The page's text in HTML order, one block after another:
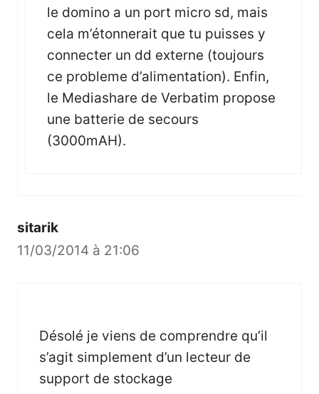
le domino a un port micro sd, mais
cela m’étonnerait que tu puisses y
connecter un dd externe (toujours
ce probleme d’alimentation). Enfin,
le Mediashare de Verbatim propose
une batterie de secours
(3000mAH).
sitarik
11/03/2014 à 21:06
Désolé je viens de comprendre qu’il
s’agit simplement d’un lecteur de
support de stockage